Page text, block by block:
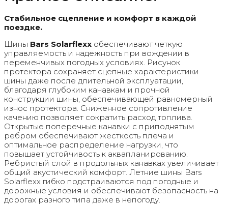
Стабильное сцепление и комфорт в каждой
поездке.
Шины Bars Solarflexx обеспечивают четкую
управляемость и надежность при вождении в
переменчивых погодных условиях. Рисунок
протектора сохраняет сцепные характеристики
шины даже после длительной эксплуатации,
благодаря глубоким канавкам и прочной
конструкции шины, обеспечивающей равномерный
износ протектора. Сниженное сопротивление
качению позволяет сократить расход топлива.
Открытые поперечные канавки с приподнятым
ребром обеспечивают жесткость плеча и
оптимальное распределение нагрузки, что
повышает устойчивость к аквапланированию.
Ребристый слой в продольных канавках увеличивает
общий акустический комфорт. Летние шины Bars
Solarflexx гибко подстраиваются под погодные и
дорожные условия и обеспечивают безопасность на
дорогах разного типа даже в непогоду.